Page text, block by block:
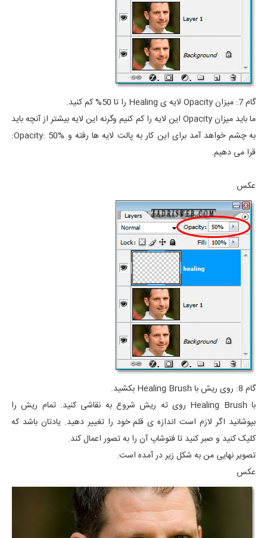
گام 7: میزان Opacity لایه ی Healing را تا 50% کم کنید.
ما باید میزان Opacity این لایه را کم کنیم وگرنه این لایه بیشتر از آنچه باید
به چشم خواهد آمد برای این کار به پالت لایه ها رفته و Opacity: 50%:
قرا می دهیم.
عکس
گام 8: روی ریش با Healing Brush بکشید.
با Healing Brush روی ته ریش شروع به نقاشی کنید. تمام ریش را
بپوشانید اگر لازم است اندازه ی قلم خود را تغییر دهید. یادتان باشد که
کلیک کنید و صبر کنید تا فتوشاپ آن را به تصور اعمال کند.
تصویر نهایی من به شکل زیر در آمده است.
عکس